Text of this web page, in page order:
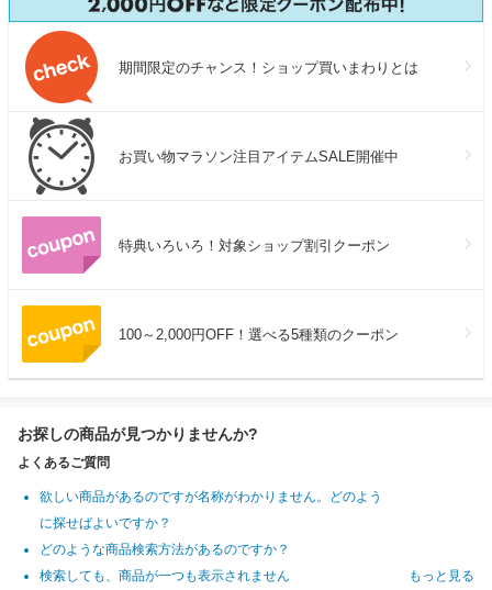
期間限定のチャンス！ショップ買いまわりとは
お買い物マラソン注目アイテムSALE開催中
特典いろいろ！対象ショップ割引クーポン
100～2,000円OFF！選べる5種類のクーポン
お探しの商品が見つかりませんか?
よくあるご質問
欲しい商品があるのですが名称がわかりません。どのよう
に探せばよいですか？
どのような商品検索方法があるのですか？
検索しても、商品が一つも表示されません
もっと見る